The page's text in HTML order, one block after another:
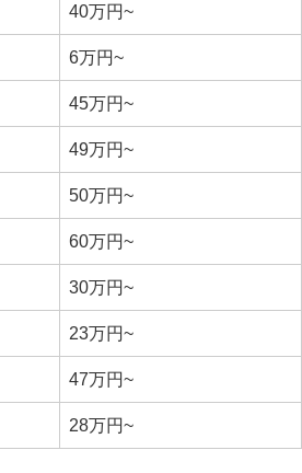
40万円~
6万円~
45万円~
49万円~
50万円~
60万円~
30万円~
23万円~
47万円~
28万円~